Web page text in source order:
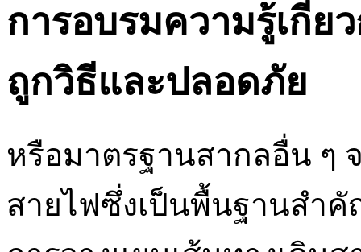
การอบรมความรู้เกี่ย
ถูกวิธีและปลอดภัย
หรือมาตรฐานสากลอื่น ๆ
สายไฟซึ่งเป็นพื้นฐานสำ